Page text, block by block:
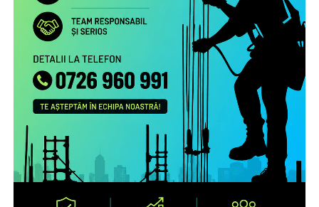
Studiu la nivel european privind patternurile de relaționare,
practicile de exercitare a rolului parental la distanță și
nevoile de sprijin ale familiilor transnaționale, în special ale
părinților români aflați la muncă în străinătate.
Campanie de informare și conștientizare cu privire la
nevoile copiilor rămaşi acasă, necesitatea menţinerii
comunicării cu aceştia şi cu persoanele în grija cărora au
rămas copiii şi a legăturii cu comunitatea de proveniență
(online, media) pentru peste 1.000.000 de români care
muncesc/trăiesc în alte state.
Servicii de informare şi consiliere pe teme psiho-
emoţionale şi juridice pentru 2.700 de părinţi români care